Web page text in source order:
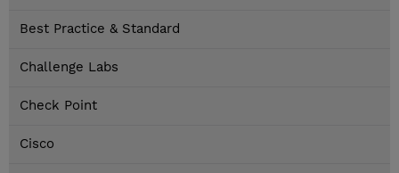
Best Practice & Standard
Challenge Labs
Check Point
Cisco